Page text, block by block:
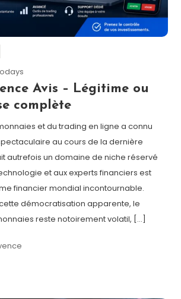
Avis – Légitime ou
complète
et du trading en ligne a connu
au cours de la dernière
autrefois un domaine de niche réservé
et aux experts financiers est
financier mondial incontournable.
démocratisation apparente, le
reste notoirement volatil, […]